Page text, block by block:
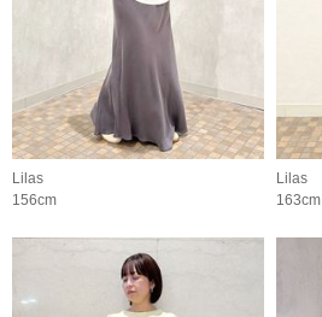
Lilas
156cm
Lilas
163cm